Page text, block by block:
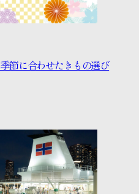
節に合わせたきもの選び